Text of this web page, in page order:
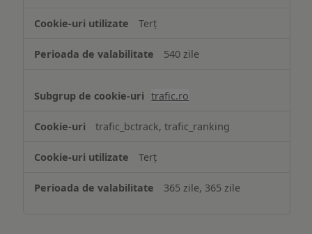
Terț
540 zile
trafic.ro
trafic_bctrack, trafic_ranking
Terț
365 zile, 365 zile